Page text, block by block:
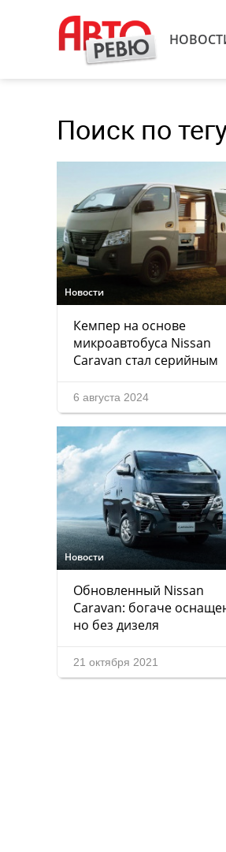
Поиск по
Новости
Кемпер на основе
микроавтобуса Nissan
Caravan стал серийным
6 августа 2024
Новости
Обновленный Nissan
Caravan: богаче
но без дизеля
21 октября 2021